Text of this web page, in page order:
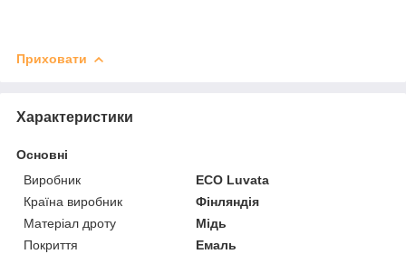
Приховати
Характеристики
Основні
Виробник
ECO Luvata
Країна виробник
Фінляндія
Матеріал дроту
Мідь
Покриття
Емаль